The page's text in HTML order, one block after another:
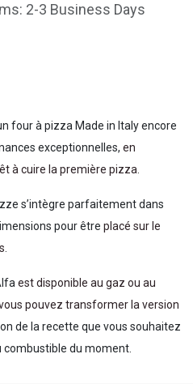
2-3 Business Days
four à pizza Made in Italy encore
exceptionnelles, en
à cuire la première pizza
s’intègre parfaitement dans
pour être placé sur le
est disponible au gaz ou au
pouvez transformer la version
de la recette que vous souhaitez
combustible du moment.